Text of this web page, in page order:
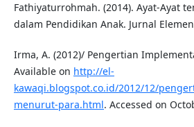
Fathiyaturrohmah. (2014). Ayat-Ayat
dalam Pendidikan Anak. Jurnal
Irma, A. (2012)/ Pengertian
Available on http://el-
kawaqi.blogspot.co.id/2012/12/
menurut-para.html. Accessed on